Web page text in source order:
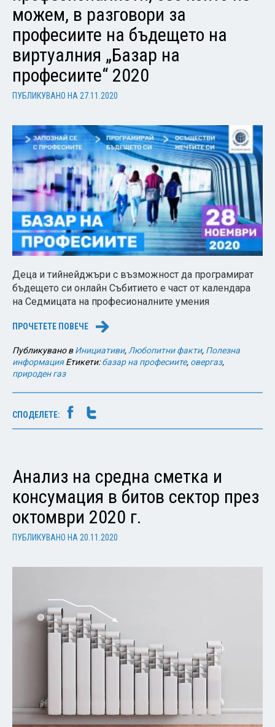
можем, в разговори за
професиите на бъдещето на
виртуалния „Базар на
професиите“ 2020
ПУБЛИКУВАНО НА 27.11.2020
Деца и тийнейджъри с възможност да програмират
бъдещето си онлайн Събитието е част от календара
на Седмицата на професионалните умения
ПРОЧЕТЕТЕ ПОВЕЧЕ →
Публикувано вИнициативи,Любопитни факти, Полезна
информация Етикети:базар на професиите, овергаз,
природен газ
СПОДЕЛЕТЕ:
Анализ на средна сметка и
консумация в битов сектор през
октомври 2020 г.
ПУБЛИКУВАНО НА20.11.2020